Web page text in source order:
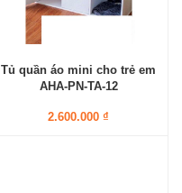
Tủ quần áo mini cho trẻ em
AHA-PN-TA-12
2.600.000 ₫